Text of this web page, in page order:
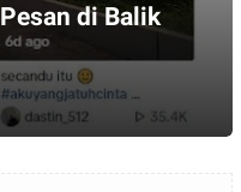
di Balik